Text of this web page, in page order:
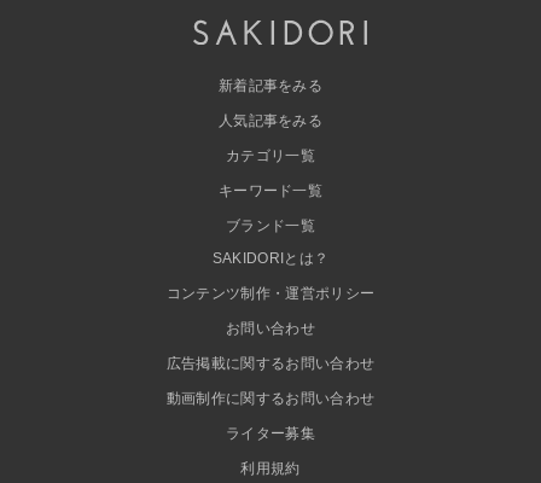
新着記事をみる
人気記事をみる
カテゴリ一覧
キーワード一覧
ブランド一覧
SAKIDORIとは？
コンテンツ制作・運営ポリシー
お問い合わせ
広告掲載に関するお問い合わせ
動画制作に関するお問い合わせ
ライター募集
利用規約